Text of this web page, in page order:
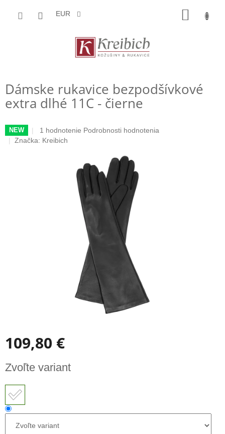
EUR
Dámske rukavice bezpodšívkové
extra dlhé 11C - čierne
NEW
Priemerné
hodnotenie
1 hodnotenie Podrobnosti hodnotenia
Značka: Kreibich
109,80 €
cena:
Zvoľte variant